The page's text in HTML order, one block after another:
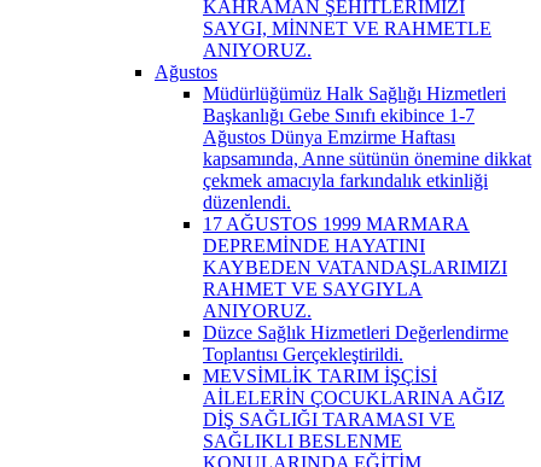
KAHRAMAN ŞEHİTLERİMİZİ
SAYGI, MİNNET VE RAHMETLE
ANIYORUZ.
Ağustos
Müdürlüğümüz Halk Sağlığı Hizmetleri
Başkanlığı Gebe Sınıfı ekibince 1-7
Ağustos Dünya Emzirme Haftası
kapsamında, Anne sütünün önemine dikkat
çekmek amacıyla farkındalık etkinliği
düzenlendi.
17 AĞUSTOS 1999 MARMARA
DEPREMİNDE HAYATINI
KAYBEDEN VATANDAŞLARIMIZI
RAHMET VE SAYGIYLA
ANIYORUZ.
Düzce Sağlık Hizmetleri Değerlendirme
Toplantısı Gerçekleştirildi.
MEVSİMLİK TARIM İŞÇİSİ
AİLELERİN ÇOCUKLARINA AĞIZ
DİŞ SAĞLIĞI TARAMASI VE
SAĞLIKLI BESLENME
KONULARINDA EĞİTİM